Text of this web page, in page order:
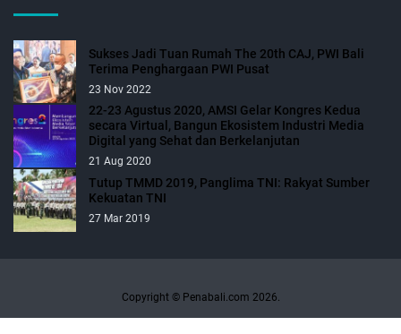
Sukses Jadi Tuan Rumah The 20th CAJ, PWI Bali
Terima Penghargaan PWI Pusat
23 Nov 2022
22-23 Agustus 2020, AMSI Gelar Kongres Kedua
secara Virtual, Bangun Ekosistem Industri Media
Digital yang Sehat dan Berkelanjutan
21 Aug 2020
Tutup TMMD 2019, Panglima TNI: Rakyat Sumber
Kekuatan TNI
27 Mar 2019
Copyright © Penabali.com 2026.